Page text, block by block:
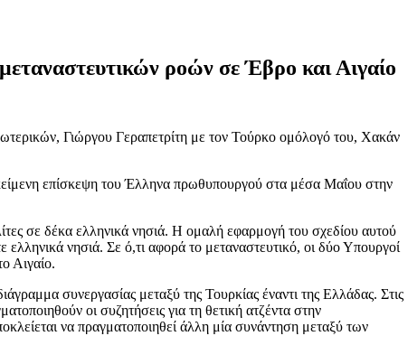
ροών σε Έβρο και Αιγαίο
Γιώργου Γεραπετρίτη με τον Τούρκο ομόλογό του, Χακάν
επίσκεψη του Έλληνα πρωθυπουργού στα μέσα Μαΐου στην
σε δέκα ελληνικά νησιά. Η ομαλή εφαρμογή του σχεδίου αυτού
νησιά. Σε ό,τι αφορά το μεταναστευτικό, οι δύο Υπουργοί
Αιγαίο.
συνεργασίας μεταξύ της Τουρκίας έναντι της Ελλάδας. Στις
οι συζητήσεις για τη θετική ατζέντα στην
να πραγματοποιηθεί άλλη μία συνάντηση μεταξύ των